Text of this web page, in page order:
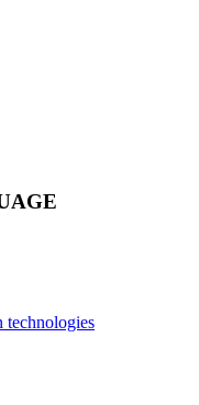
technologies